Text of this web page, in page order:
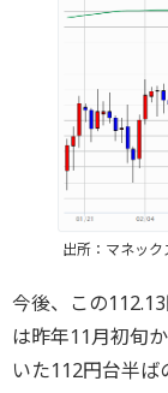
出所：マネッ
今後、この
は昨年11月初旬
いた112円台半ば